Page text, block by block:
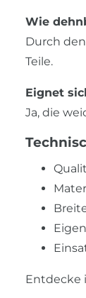
Wie
Durch
Teile.
Eignet
Ja, die
Entdecke